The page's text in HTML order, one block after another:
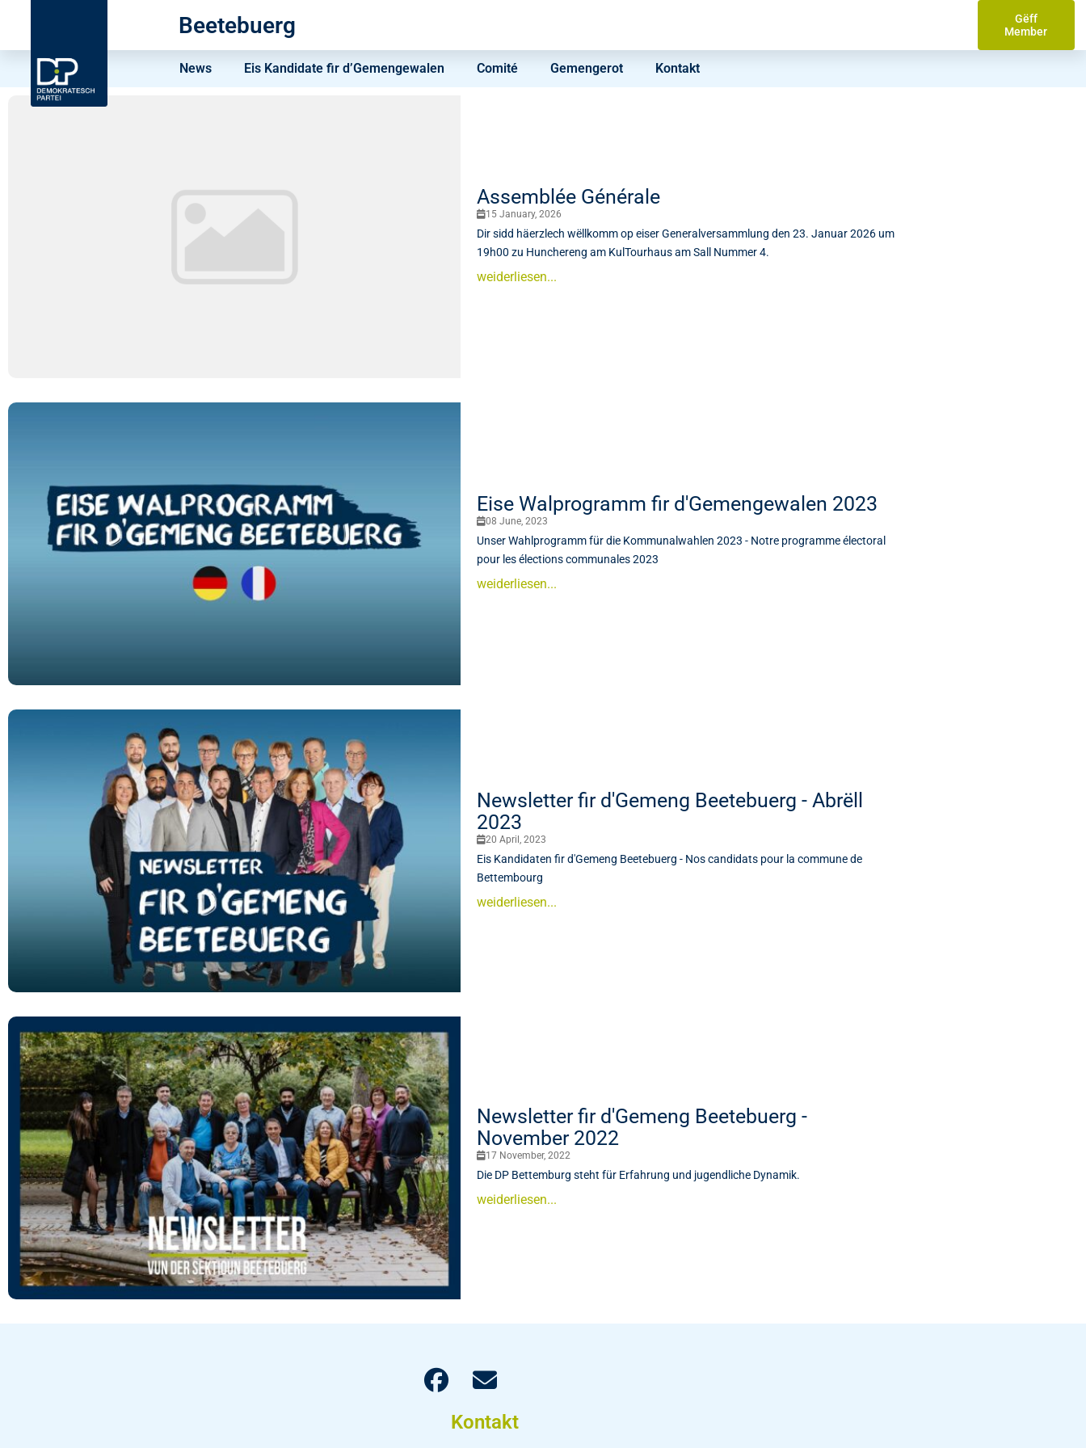
Beetebuerg
Gëff
Member
News Eis Kandidate fir d’Gemengewalen Comité Gemengerot Kontakt
Assemblée Générale
15 January, 2026
Dir sidd häerzlech wëllkomm op eiser Generalversammlung den 23. Januar 2026 um
19h00 zu Hunchereng am KulTourhaus am Sall Nummer 4.
weiderliesen...
Eise Walprogramm fir d'Gemengewalen 2023
08 June, 2023
Unser Wahlprogramm für die Kommunalwahlen 2023 - Notre programme électoral
pour les élections communales 2023
weiderliesen...
Newsletter fir d'Gemeng Beetebuerg - Abrëll
2023
20 April, 2023
Eis Kandidaten fir d'Gemeng Beetebuerg - Nos candidats pour la commune de
Bettembourg
weiderliesen...
Newsletter fir d'Gemeng Beetebuerg -
November 2022
17 November, 2022
Die DP Bettemburg steht für Erfahrung und jugendliche Dynamik.
weiderliesen...
Kontakt